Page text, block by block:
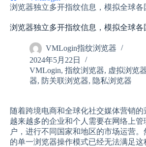
首
浏览器独立多开指纹信息，模拟全球各
浏览器独立多开指纹信息，模拟全球各
VMLogin指纹浏览器
2024年5月22日
VMLogin, 指纹浏览器, 虚拟浏览
器, 防关联浏览器, 隐私浏览器
随着跨境电商和全球化社交媒体营销的
越来越多的企业和个人需要在网络上管
户，进行不同国家和地区的市场运营
的单一浏览器操作模式已经无法满足这